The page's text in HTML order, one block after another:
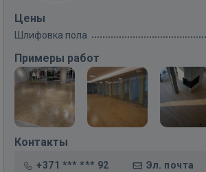
Цены
Шлифовка пола
Примеры работ
Контакты
+371 *** *** 92 Эл. почта